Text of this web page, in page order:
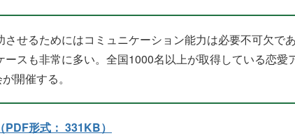
させるためにはコミュニケーション能力は必要不可欠で
ースも非常に多い。全国1000名以上が取得している恋愛
開催する。
PDF形式： 331KB）